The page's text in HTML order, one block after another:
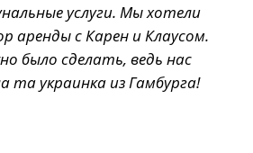
услуги. Мы хотели
аренды с Карен и Клаусом.
было сделать, ведь нас
та украинка из Гамбурга!